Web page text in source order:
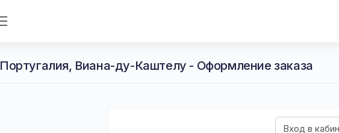
Португалия, Виана-ду-Каштелу - Оформление заказа